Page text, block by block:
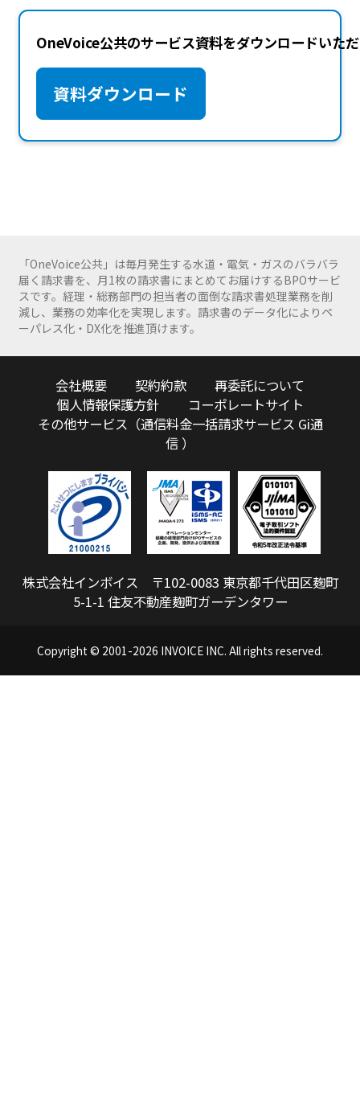
OneVoice公共のサービス資料をダウンロードいた
資料ダウンロード
「OneVoice公共」は毎月発生する水道・電気・ガスのバラバラ
届く請求書を、月1枚の請求書にまとめてお届けするBPOサービ
スです。経理・総務部門の担当者の面倒な請求書処理業務を削
減し、業務の効率化を実現します。請求書のデータ化によりペ
ーパレス化・DX化を推進頂けます。
会社概要 契約約款
再委託について
個人情報保護方針
コーポレートサイト
その他サービス（通信料金一括請求サービス Gi通
信 ）
株式会社インボイス 〒102-0083 東京都千代田区麹町
5-1-1 住友不動産麹町ガーデンタワー
Copyright © 2001-2026 INVOICE INC. All rights reserved.